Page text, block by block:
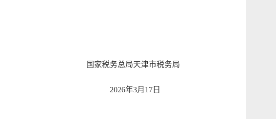
国家税务总局天津市税务局
2026年3月17日